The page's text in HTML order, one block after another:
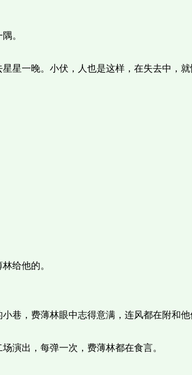
。
星一晚。小伏，人也是这样，在失去中，
给他的。
巷，费薄林眼中志得意满，连风都在附和
演出，每弹一次，费薄林都在食言。